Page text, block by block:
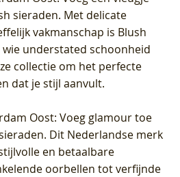
sieraden. Met delicate
vakmanschap is Blush
understated schoonheid
collectie om het perfecte
dat je stijl aanvult.
Oost: Voeg glamour toe
Dit Nederlandse merk
en betaalbare
oorbellen tot verfijnde